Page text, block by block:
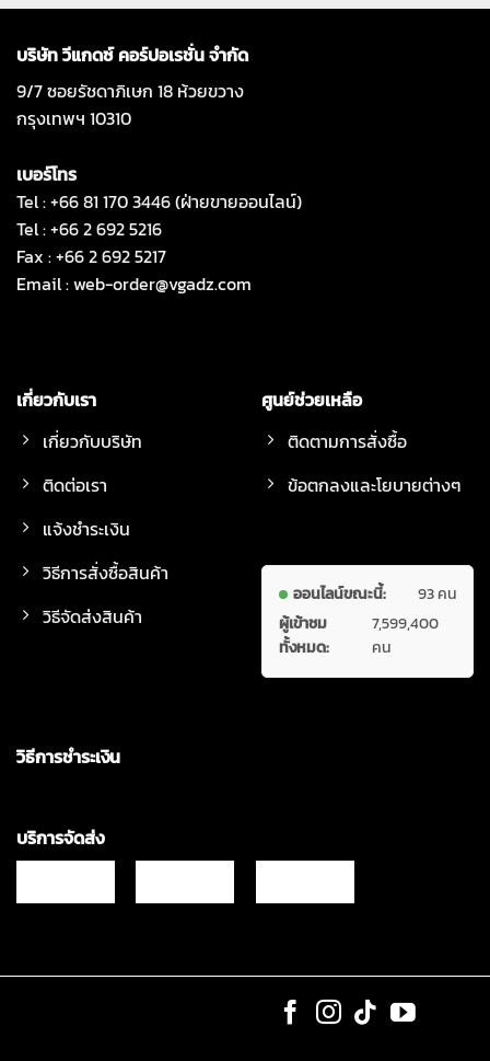
บริษัท วีแกดซ์ คอร์ปอเรชั่น จำกัด
9/7 ซอยรัชดาภิเษก 18 ห้วยขวาง
กรุงเทพฯ 10310
เบอร์โทร
Tel : +66 81 170 3446 (ฝ่ายขายออนไลน์)
Tel : +66 2 692 5216
Fax : +66 2 692 5217
Email :web-order@vgadz.com
เกี่ยวกับเรา
เกี่ยวกับบริษัท
ติดต่อเรา
แจ้งชำระเงิน
วิธีการสั่งซื้อสินค้า
วิธีจัดส่งสินค้า
ศูนย์ช่วยเหลือ
ติดตามการสั่งซื้อ
ข้อตกลงและโยบายต่างๆ
ออนไลน์ขณะนี้:
93 คน
ผู้เข้าชม
ทั้งหมด:
7,599,400
คน
วิธีการชำระเงิน
บริการจัดส่ง